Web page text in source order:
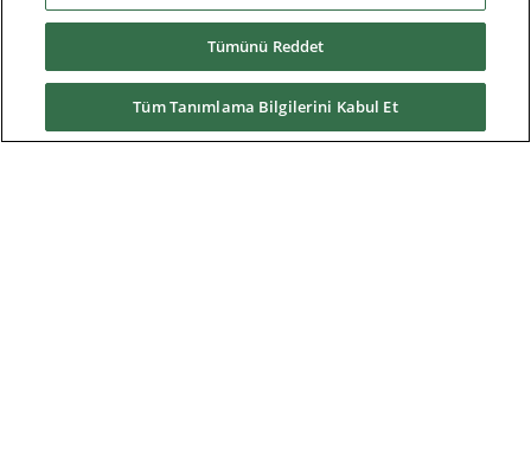
Servisler
News & Media
Tümünü Reddet
Tüm Tanımlama Bilgilerini Kabul Et